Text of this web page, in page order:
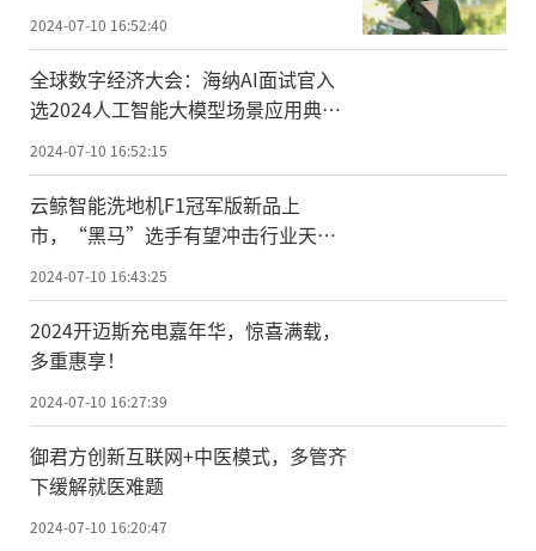
2024-07-10 16:52:40
全球数字经济大会：海纳AI面试官入
选2024人工智能大模型场景应用典型
案例
2024-07-10 16:52:15
云鲸智能洗地机F1冠军版新品上
市，“黑马”选手有望冲击行业天花
板
2024-07-10 16:43:25
2024开迈斯充电嘉年华，惊喜满载，
多重惠享！
2024-07-10 16:27:39
御君方创新互联网+中医模式，多管齐
下缓解就医难题
2024-07-10 16:20:47